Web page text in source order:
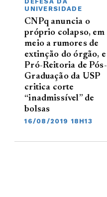
UNIVERSIDADE
CNPq anuncia o
próprio colapso, em
meio a rumores de
extinção do órgão, e
Pró-Reitoria de Pós-
Graduação da USP
critica corte
“inadmissível” de
bolsas
16/08/2019 18H13